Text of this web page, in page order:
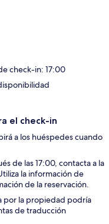
check-in: 17:00
el check-in
a los huéspedes cuando
de las 17:00, contacta a la
la información de
de la reservación.
por la propiedad podría
de traducción